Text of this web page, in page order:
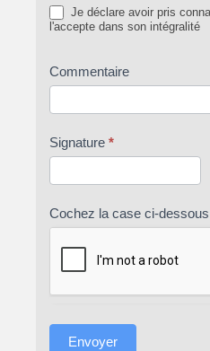
Je déclare avoir pris
l'accepte dans son intégralité
Commentaire
Signature*
Cochez la case ci-
Envoyer